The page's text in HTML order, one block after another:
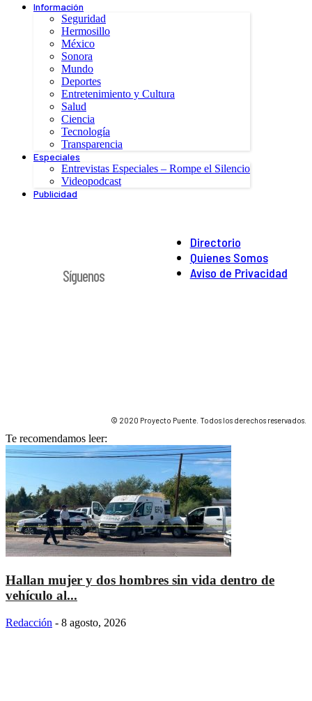
Información
Seguridad
Hermosillo
México
Sonora
Mundo
Deportes
Entretenimiento y Cultura
Salud
Ciencia
Tecnología
Transparencia
Especiales
Entrevistas Especiales – Rompe el Silencio
Videopodcast
Publicidad
Directorio
Quienes Somos
Aviso de Privacidad
Síguenos
© 2020 Proyecto Puente. Todos los derechos reservados.
Te recomendamos leer:
Hallan mujer y dos hombres sin vida dentro de
vehículo al...
Redacción - 8 agosto, 2026